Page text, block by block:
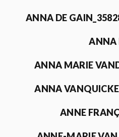
ANNA DE
ANNA
ANNA MARIE
ANNA
ANNE